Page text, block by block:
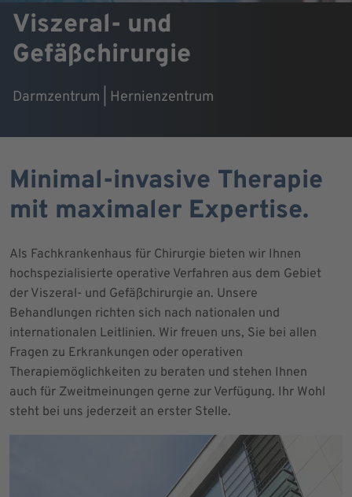
Viszeral- und
Gefäßchirurgie
Darmzentrum | Hernienzentrum
Minimal-invasive Therapie
mit maximaler Expertise.
Als Fachkrankenhaus für Chirurgie bieten wir Ihnen
hochspezialisierte operative Verfahren aus dem Gebiet
der Viszeral- und Gefäßchirurgie an. Unsere
Behandlungen richten sich nach nationalen und
internationalen Leitlinien. Wir freuen uns, Sie bei allen
Fragen zu Erkrankungen oder operativen
Therapiemöglichkeiten zu beraten und stehen Ihnen
auch für Zweitmeinungen gerne zur Verfügung. Ihr Wohl
steht bei uns jederzeit an erster Stelle.